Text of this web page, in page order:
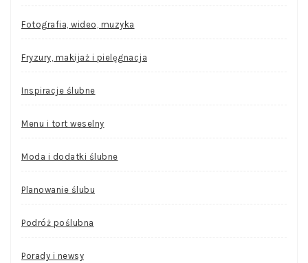
Fotografia, wideo, muzyka
Fryzury, makijaż i pielęgnacja
Inspiracje ślubne
Menu i tort weselny
Moda i dodatki ślubne
Planowanie ślubu
Podróż poślubna
Porady i newsy